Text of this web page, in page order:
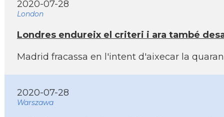
2020-07-28
London
Londres endureix el criteri i ara també
Madrid fracassa en l'intent d'aixecar la
2020-07-28
Warszawa